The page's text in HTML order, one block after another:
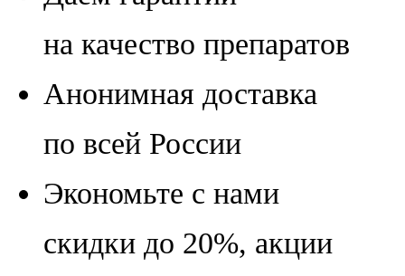
на качество препаратов
Анонимная доставка
по всей России
Экономьте с нами
скидки до 20%, акции